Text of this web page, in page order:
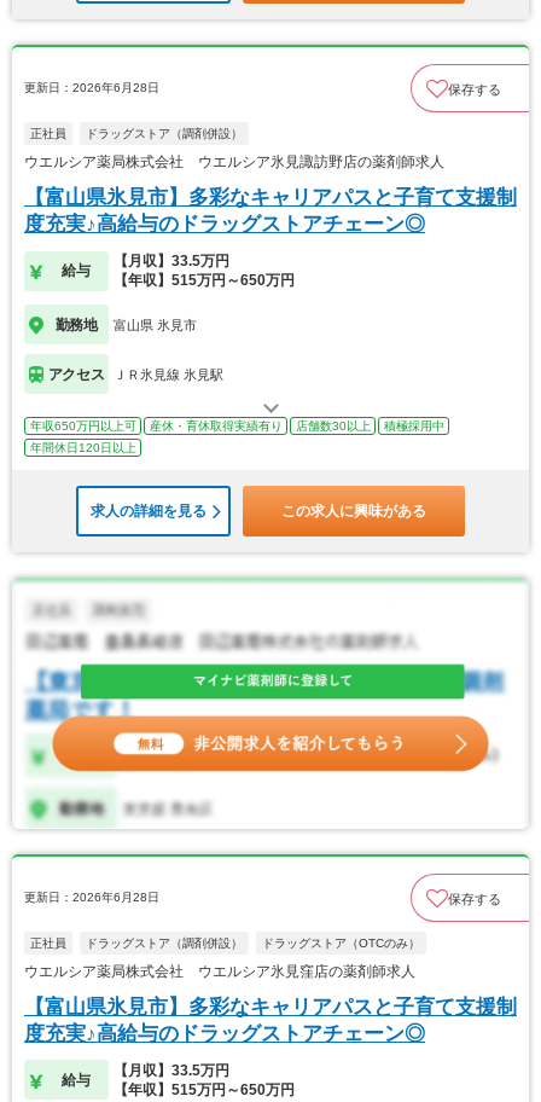
更新日：2026年6月28日 保存する
正社員 ドラッグストア（調剤併設）
ウエルシア薬局株式会社 ウエルシア氷見諏訪野店の薬剤師求人
【富山県氷見市】多彩なキャリアパスと子育て支援制
度充実♪高給与のドラッグストアチェーン◎
給与
【月収】33.5万円
【年収】515万円～650万円
勤務地 富山県 氷見市
アクセス ＪＲ氷見線 氷見駅
年収650万円以上可 産休・育休取得実績有り 店舗数30以上
積極採用中
年間休日120日以上
求人の詳細を見る この求人に興味がある
更新日：2026年6月28日 保存する
正社員 ドラッグストア（調剤併設） ドラッグストア（OTCのみ）
ウエルシア薬局株式会社 ウエルシア氷見窪店の薬剤師求人
【富山県氷見市】多彩なキャリアパスと子育て支援制
度充実♪高給与のドラッグストアチェーン◎
給与
【月収】33.5万円
【年収】515万円～650万円